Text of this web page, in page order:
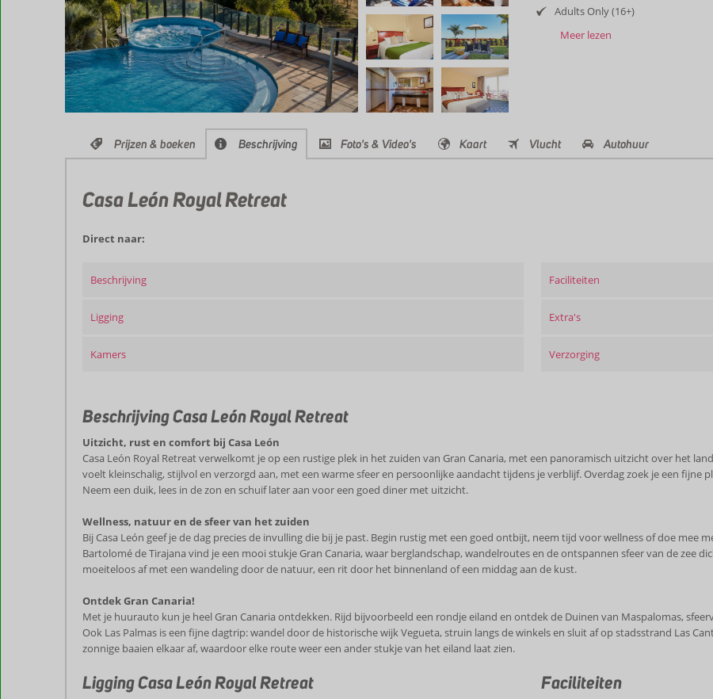
Adults Only (16+)
Meer lezen
Prijzen & boeken Beschrijving Foto's & Video's Kaart Vlucht Autohuur
Casa León Royal Retreat
Direct naar:
Beschrijving
Ligging
Kamers
Faciliteiten
Extra's
Verzorging
Beschrijving Casa León Royal Retreat
Uitzicht, rust en comfort bij Casa León
Casa León Royal Retreat verwelkomt je op een rustige plek in het zuiden van Gran Canaria, met een panoramisch uitzicht over het
voelt kleinschalig, stijlvol en verzorgd aan, met een warme sfeer en persoonlijke aandacht tijdens je verblijf. Overdag zoek je een fijne
Neem een duik, lees in de zon en schuif later aan voor een goed diner met uitzicht.
Wellness, natuur en de sfeer van het zuiden
Bij Casa León geef je de dag precies de invulling die bij je past. Begin rustig met een goed ontbijt, neem tijd voor wellness of doe mee
Bartolomé de Tirajana vind je een mooi stukje Gran Canaria, waar berglandschap, wandelroutes en de ontspannen sfeer van de zee
moeiteloos af met een wandeling door de natuur, een rit door het binnenland of een middag aan de kust.
Ontdek Gran Canaria!
Met je huurauto kun je heel Gran Canaria ontdekken. Rijd bijvoorbeeld een rondje eiland en ontdek de Duinen van Maspalomas,
Ook Las Palmas is een fijne dagtrip: wandel door de historische wijk Vegueta, struin langs de winkels en sluit af op stadsstrand Las
zonnige baaien elkaar af, waardoor elke route weer een ander stukje van het eiland laat zien.
Ligging Casa León Royal Retreat Faciliteiten